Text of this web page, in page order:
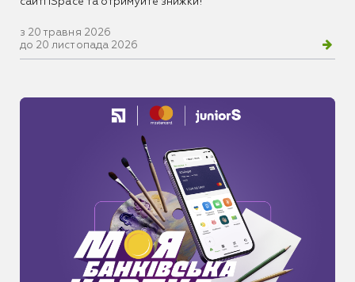
з 20 травня 2026
до 20 листопада 2026